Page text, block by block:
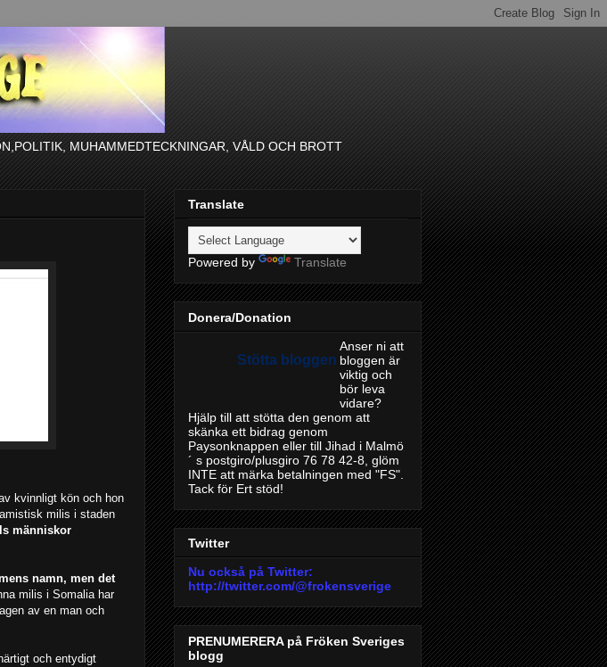
MUHAMMEDTECKNINGAR, VÅLD OCH BROTT
kvinnligt kön och hon
milis i staden
människor
namn, men det
milis i Somalia har
av en man och
och entydigt
Translate
Powered by Translate
Donera/Donation
Stötta bloggen
Anser ni att
bloggen är
viktig och
bör leva
vidare?
Hjälp till att stötta den genom att
skänka ett bidrag genom
Paysonknappen eller till Jihad i Malmö
´ s postgiro/plusgiro 76 78 42-8, glöm
INTE att märka betalningen med "FS".
Tack för Ert stöd!
Twitter
Nu också på Twitter:
http://twitter.com/@frokensverige
PRENUMERERA på Fröken Sveriges
blogg